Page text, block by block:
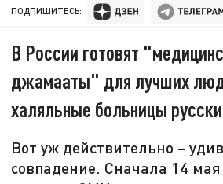
ПОДПИШИТЕСЬ:
В России готовят
джамааты" для лучших
халяльные больницы
Вот уж действительно –
совпадение. Сначала 14